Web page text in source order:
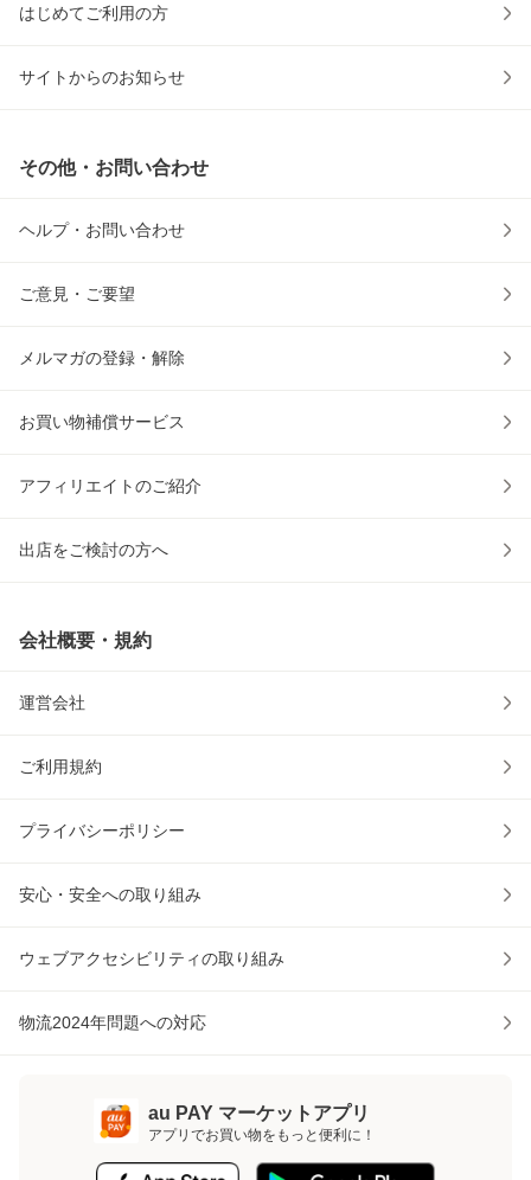
はじめてご利用の方
サイトからのお知らせ
その他・お問い合わせ
ヘルプ・お問い合わせ
ご意見・ご要望
メルマガの登録・解除
お買い物補償サービス
アフィリエイトのご紹介
出店をご検討の方へ
会社概要・規約
運営会社
ご利用規約
プライバシーポリシー
安心・安全への取り組み
ウェブアクセシビリティの取り組み
物流2024年問題への対応
au PAY マーケットアプリ
アプリでお買い物をもっと便利に！